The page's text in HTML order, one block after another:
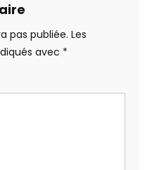
pas publiée. Les
avec *